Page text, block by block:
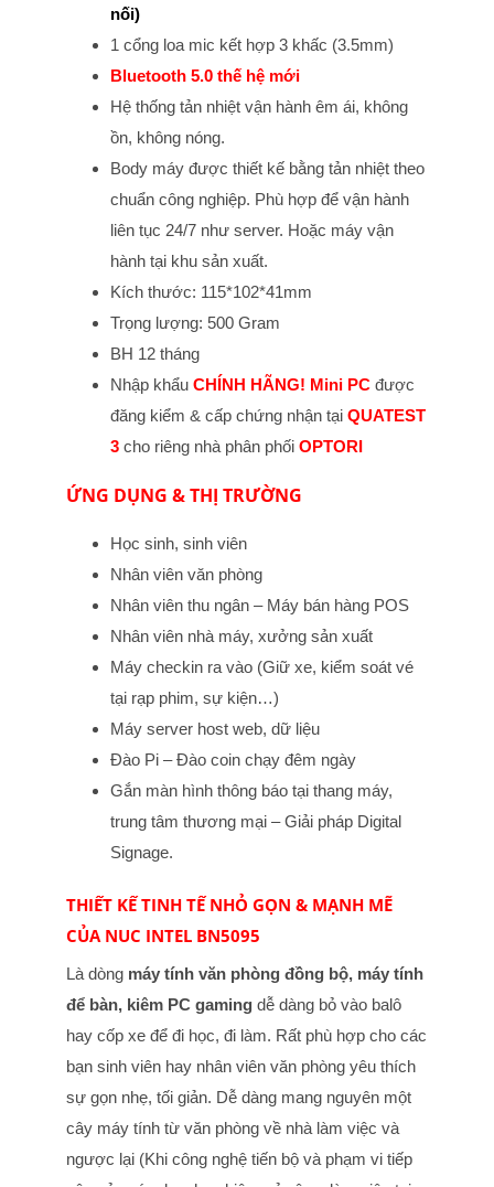
nối)
1 cổng loa mic kết hợp 3 khấc (3.5mm)
Bluetooth 5.0 thế hệ mới
Hệ thống tản nhiệt vận hành êm ái, không
ồn, không nóng.
Body máy được thiết kế bằng tản nhiệt theo
chuẩn công nghiệp. Phù hợp để vận hành
liên tục 24/7 như server. Hoặc máy vận
hành tại khu sản xuất.
Kích thước: 115*102*41mm
Trọng lượng: 500 Gram
BH 12 tháng
Nhập khẩu CHÍNH HÃNG! Mini PCđược
đăng kiểm & cấp chứng nhận tại QUATEST
3 cho riêng nhà phân phối OPTORI
ỨNG DỤNG & THỊ TRƯỜNG
Học sinh, sinh viên
Nhân viên văn phòng
Nhân viên thu ngân – Máy bán hàng POS
Nhân viên nhà máy, xưởng sản xuất
Máy checkin ra vào (Giữ xe, kiểm soát vé
tại rạp phim, sự kiện…)
Máy server host web, dữ liệu
Đào Pi – Đào coin chạy đêm ngày
Gắn màn hình thông báo tại thang máy,
trung tâm thương mại – Giải pháp Digital
Signage.
THIẾT KẾ TINH TẾ NHỎ GỌN & MẠNH MẼ
CỦA NUC INTEL BN5095
Là dòng máy tính văn phòng đồng bộ, máy tính
để bàn, kiêm PC gamingdễ dàng bỏ vào balô
hay cốp xe để đi học, đi làm. Rất phù hợp cho các
bạn sinh viên hay nhân viên văn phòng yêu thích
sự gọn nhẹ, tối giản. Dễ dàng mang nguyên một
cây máy tính từ văn phòng về nhà làm việc và
ngược lại (Khi công nghệ tiến bộ và phạm vi tiếp